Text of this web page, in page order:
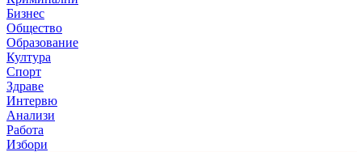
Бизнес
Общество
Образование
Култура
Спорт
Здраве
Интервю
Анализи
Работа
Избори